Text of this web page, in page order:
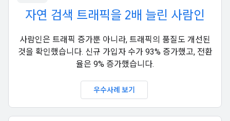
자연 검색 트래픽을 2배 늘린 사람인
사람인은 트래픽 증가뿐 아니라, 트래픽의 품질도 개선된
것을 확인했습니다. 신규 가입자 수가 93% 증가했고, 전환
율은 9% 증가했습니다.
우수사례 보기